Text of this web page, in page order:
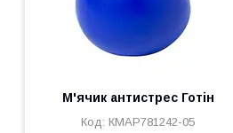
М'ячик антистрес Готін
КМAP781242-05